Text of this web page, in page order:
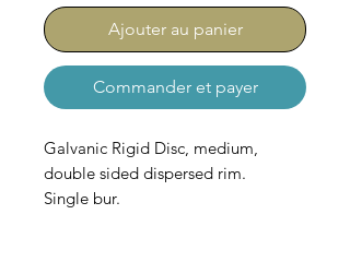
Ajouter au panier
Commander et payer
Galvanic Rigid Disc, medium,
double sided dispersed rim.
Single bur.